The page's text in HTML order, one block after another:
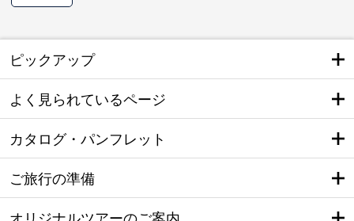
ピックアップ
よく見られているページ
カタログ・パンフレット
ご旅行の準備